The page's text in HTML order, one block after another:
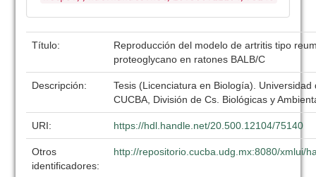
Título:
Reproducción del modelo de artritis tipo
proteoglycano en ratones BALB/C
Descripción:
Tesis (Licenciatura en Biología). Universidad
CUCBA, División de Cs. Biológicas y
URI: https://hdl.handle.net/20.500.12104/75140
Otros
identificadores:
http://repositorio.cucba.udg.mx:8080/xmlui/